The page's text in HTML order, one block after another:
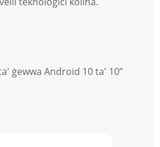
ġewwa Android 10 ta' 10”